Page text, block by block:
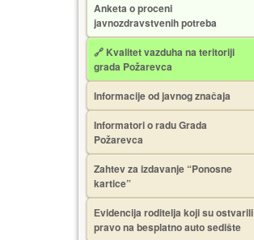
Anketa o proceni
javnozdravstvenih potreba
🔗 Kvalitet vazduha na teritoriji
grada Požarevca
Informacije od javnog značaja
Informatori o radu Grada
Požarevca
Zahtev za izdavanje “Ponosne
kartice”
Еvidencija roditelja koji su ostvarili
pravo na besplatno auto sedište